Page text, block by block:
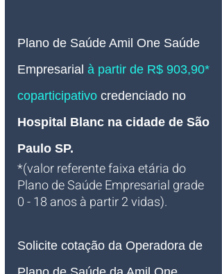
Plano de Saúde Amil One Saúde
Empresarial à partir de R$ 903,90*
coparticipativo credenciado no
Hospital Blanc na cidade de São
Paulo SP.
*(valor referente faixa etária do
Plano de Saúde Empresarial grade
0 - 18 anos à partir 2 vidas).
Solicite cotação da Operadora de